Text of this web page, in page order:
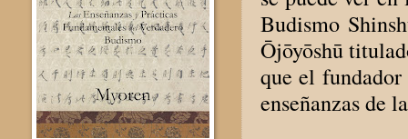
Budismo
Ōjōyōshū
que el
enseñanzas de